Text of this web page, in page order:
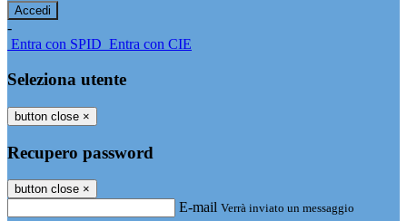
-
Entra con SPID Entra con CIE
Seleziona utente
button close ×
Recupero password
button close ×
E-mail Verrà inviato un messaggio